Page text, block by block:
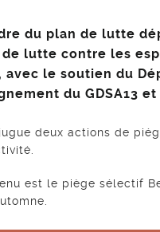
du plan de lutte
lutte contre les
avec le soutien du
du GDSA13 et
deux actions de
est le piège sélectif